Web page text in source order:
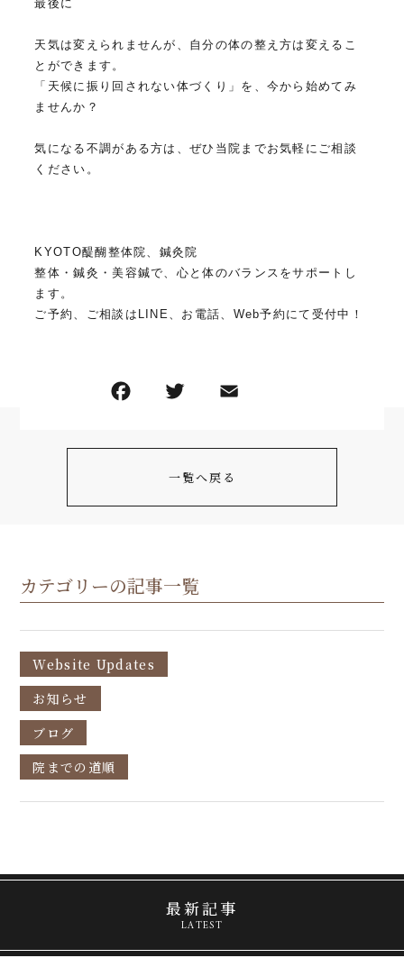
最後に
天気は変えられませんが、自分の体の整え方は変えるこ
とができます。
「天候に振り回されない体づくり」を、今から始めてみ
ませんか？
気になる不調がある方は、ぜひ当院までお気軽にご相談
ください。
KYOTO醍醐整体院、鍼灸院
整体・鍼灸・美容鍼で、心と体のバランスをサポートし
ます。
ご予約、ご相談はLINE、お電話、Web予約にて受付中！
一覧へ戻る
カテゴリーの記事一覧
Website Updates
お知らせ
ブログ
院までの道順
最新記事
LATEST